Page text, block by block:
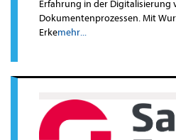
Erfahrung in der Digitalisierung
Dokumentenprozessen. Mit
Erkemehr...